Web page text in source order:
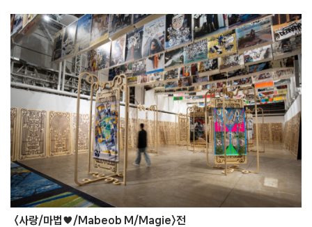
〈사랑/마법♥/Mabeob M/Magie〉전